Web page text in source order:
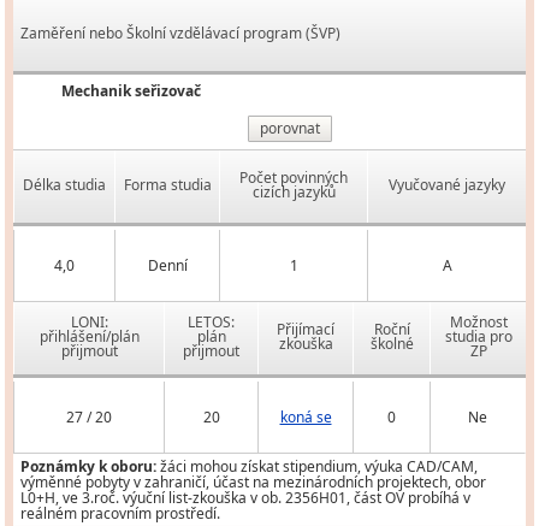
Zaměření nebo Školní vzdělávací program (ŠVP)
Mechanik seřizovač
porovnat
Délka studia Forma studia Počet povinných
cizích jazyků Vyučované jazyky
4,0 Denní 1 A
LONI:
přihlášení/plán
přijmout
LETOS:
plán
přijmout
Přijímací
zkouška
Roční
školné
Možnost
studia pro
ZP
27 / 20 20 koná se 0 Ne
Poznámky k oboru:žáci mohou získat stipendium, výuka CAD/CAM,
výměnné pobyty v zahraničí, účast na mezinárodních projektech, obor
L0+H, ve 3.roč. výuční list-zkouška v ob. 2356H01, část OV probíhá v
reálném pracovním prostředí.